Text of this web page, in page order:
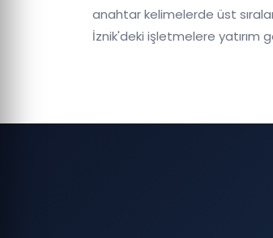
anahtar kelimelerde üst
İznik'deki işletmelere yatırım